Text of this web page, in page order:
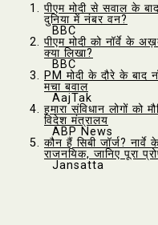
पीएम मोदी से सवाल के
दुनिया में नंबर वन?
BBC
पीएम मोदी को नॉर्वे के
क्या लिखा?
BBC
PM मोदी के दौरे के बाद
मचा बवाल
AajTak
हमारा संविधान लोगों को
विदेश मंत्रालय
ABP News
कौन हैं सिबी जॉर्ज?
राजनयिक, जानिए पूरा
Jansatta